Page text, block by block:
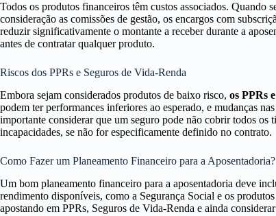
Todos os produtos financeiros têm custos associados. Quando
consideração as comissões de gestão, os encargos com
reduzir significativamente o montante a receber durante a
antes de contratar qualquer produto.
Riscos dos PPRs e Seguros de Vida-Renda
Embora sejam considerados produtos de baixo risco, os PPRs
podem ter performances inferiores ao esperado, e mudanças
importante considerar que um seguro pode não cobrir todos os
incapacidades, se não for especificamente definido no contrato.
Como Fazer um Planeamento Financeiro para a Aposentadoria?
Um bom planeamento financeiro para a aposentadoria deve
rendimento disponíveis, como a Segurança Social e os
apostando em PPRs, Seguros de Vida-Renda e ainda